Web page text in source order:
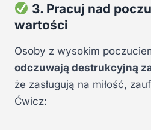
3. Pracuj nad
wartości
Osoby z wysokim
odczuwają destrukcyjną
że zasługują na miłość,
Ćwicz: